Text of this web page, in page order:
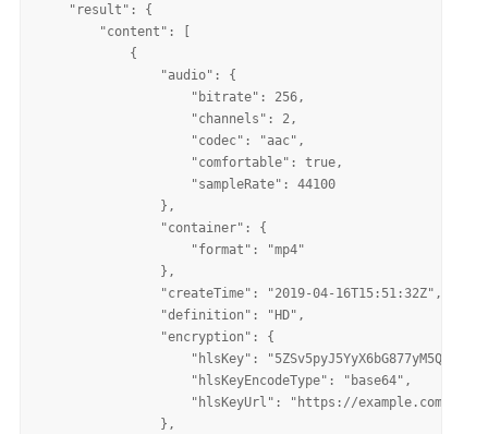
    "result": {
        "content": [
            {
                "audio": {
                    "bitrate": 256,
                    "channels": 2,
                    "codec": "aac",
                    "comfortable": true,
                    "sampleRate": 44100
                },
                "container": {
                    "format": "mp4"
                },
                "createTime": "2019-04-16T15:51:32Z",
                "definition": "HD",
                "encryption": {
                    "hlsKey": "5ZSv5pyJ5YyX6bG877yM5Q==",
                    "hlsKeyEncodeType": "base64",
"hlsKeyUrl": "https://example.com/
                },